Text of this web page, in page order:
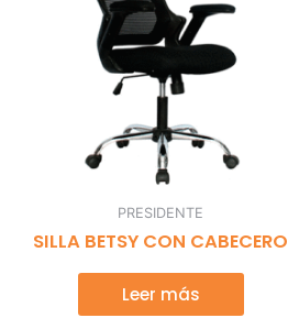
PRESIDENTE
SILLA BETSY CON CABECERO
Leer más